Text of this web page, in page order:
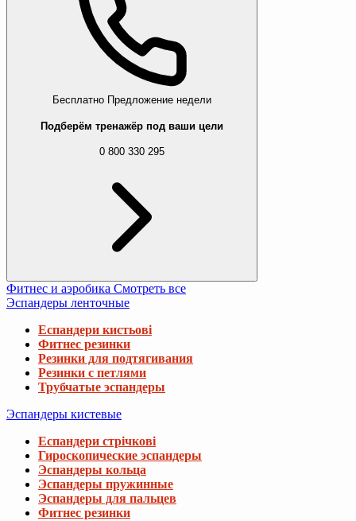
Бесплатно Предложение недели
Подберём тренажёр под ваши цели
0 800 330 295
Фитнес и аэробика Смотреть все
Эспандеры ленточные
Еспандери кистьові
Фитнес резинки
Резинки для подтягивания
Резинки с петлями
Трубчатые эспандеры
Эспандеры кистевые
Еспандери стрічкові
Гироскопические эспандеры
Эспандеры кольца
Эспандеры пружинные
Эспандеры для пальцев
Фитнес резинки